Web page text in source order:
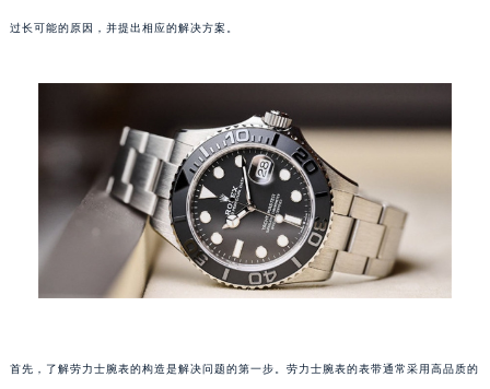
过长可能的原因，并提出相应的解决方案。
首先，了解劳力士腕表的构造是解决问题的第一步。劳力士腕表的表带通常采用高品质的